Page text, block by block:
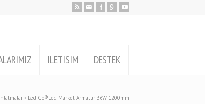
ILETISIM DESTEK
Led Go®Led Market Armatür 36W 1200mm